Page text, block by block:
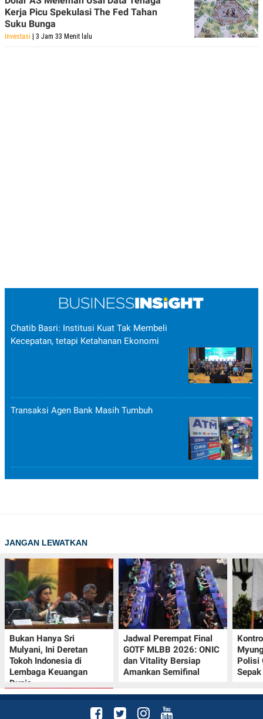
Kerja Picu Spekulasi The Fed Tahan
Suku Bunga
Investasi | 3 Jam 33 Menit lalu
Chatib Basri: Institusi Kuat Tak Membeli
Kecepatan, tetapi Ketahanan Ekonomi
Transaksi Agen Bank Masih Tumbuh
JANGAN LEWATKAN
Bukan Hanya Sri
Mulyani, Ini Deretan
Tokoh Indonesia di
Lembaga Keuangan
Dunia
Jadwal Perempat Final
GOTF MLBB 2026: ONIC
dan Vitality Bersiap
Amankan Semifinal
Polisi